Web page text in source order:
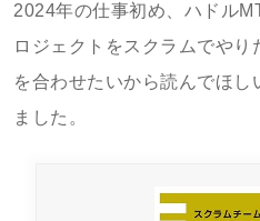
2024年の仕事初め、ハドル
ロジェクトをスクラムでや
を合わせたいから読んでほ
ました。